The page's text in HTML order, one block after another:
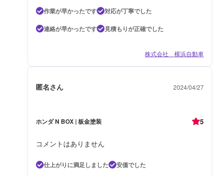
作業が早かったです
対応が丁寧でした
連絡が早かったです
見積もりが正確でした
株式会社 横浜自動車
匿名さん 2024/04/27
ホンダ N BOX | 板金塗装 5
コメントはありません
仕上がりに満足しました
安価でした